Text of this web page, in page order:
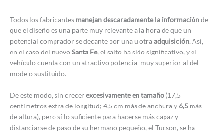
Todos los fabricantes manejan descaradamente la informaciónde
que el diseño es una parte muy relevante a la hora de que un
potencial comprador se decante por una u otraadquisición. Así,
en el caso del nuevoSanta Fe, el salto ha sido significativo, y el
vehículo cuenta con un atractivo potencial muy superior al del
modelo sustituido.
De este modo, sin crecerexcesivamente en tamaño (17,5
centímetros extra de longitud; 4,5 cm más de anchura y6,5 más
de altura), pero sí lo suficiente para hacerse más capaz y
distanciarse de paso de su hermano pequeño, el Tucson, se ha